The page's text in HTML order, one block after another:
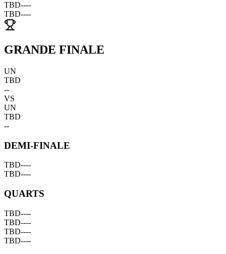
TBD----
TBD----
GRANDE FINALE
UN
TBD
--
VS
UN
TBD
--
DEMI-FINALE
TBD----
TBD----
QUARTS
TBD----
TBD----
TBD----
TBD----